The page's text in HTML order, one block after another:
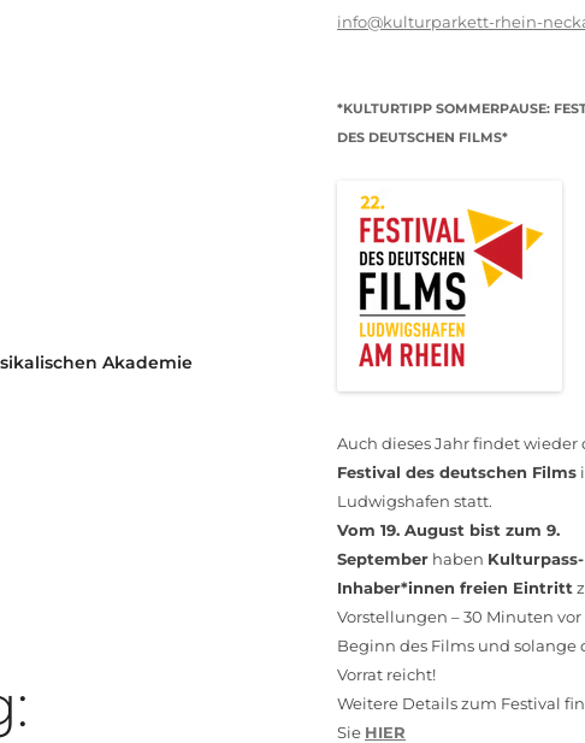
Akademie
info@kulturparkett-rhein-
*KULTURTIPP SOMMERPAUSE:
DES DEUTSCHEN FILMS*
Auch dieses Jahr findet wieder
Festival des deutschen Films
Ludwigshafen statt.
Vom 19. August bist zum 9.
September haben Kulturpass-
Inhaber*innen freien Eintritt
Vorstellungen – 30 Minuten vor
Beginn des Films und solange
Vorrat reicht!
Weitere Details zum Festival
Sie HIER